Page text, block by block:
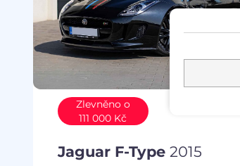
Zlevněno o
111 000 Kč
Jaguar F-Type 2015